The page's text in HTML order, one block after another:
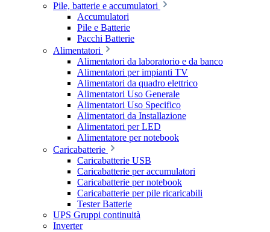
Pile, batterie e accumulatori
Accumulatori
Pile e Batterie
Pacchi Batterie
Alimentatori
Alimentatori da laboratorio e da banco
Alimentatori per impianti TV
Alimentatori da quadro elettrico
Alimentatori Uso Generale
Alimentatori Uso Specifico
Alimentatori da Installazione
Alimentatori per LED
Alimentatore per notebook
Caricabatterie
Caricabatterie USB
Caricabatterie per accumulatori
Caricabatterie per notebook
Caricabatterie per pile ricaricabili
Tester Batterie
UPS Gruppi continuità
Inverter